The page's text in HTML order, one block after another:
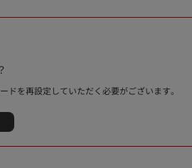
を再設定していただく必要がございます。